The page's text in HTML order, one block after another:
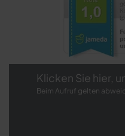
Klicken Sie hier,
Beim Aufruf gelten